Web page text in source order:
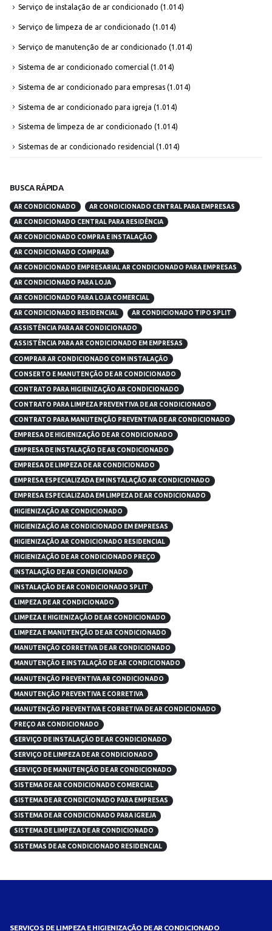
Serviço de instalação de ar condicionado (1.014)
Serviço de limpeza de ar condicionado (1.014)
Serviço de manutenção de ar condicionado (1.014)
Sistema de ar condicionado comercial (1.014)
Sistema de ar condicionado para empresas (1.014)
Sistema de ar condicionado para igreja (1.014)
Sistema de limpeza de ar condicionado (1.014)
Sistemas de ar condicionado residencial (1.014)
BUSCA RÁPIDA
AR CONDICIONADO AR CONDICIONADO CENTRAL PARA EMPRESAS
AR CONDICIONADO CENTRAL PARA RESIDÊNCIA
AR CONDICIONADO COMPRA E INSTALAÇÃO
AR CONDICIONADO COMPRAR
AR CONDICIONADO EMPRESARIAL AR CONDICIONADO PARA EMPRESAS
AR CONDICIONADO PARA LOJA
AR CONDICIONADO PARA LOJA COMERCIAL
AR CONDICIONADO RESIDENCIAL AR CONDICIONADO TIPO SPLIT
ASSISTÊNCIA PARA AR CONDICIONADO
ASSISTÊNCIA PARA AR CONDICIONADO EM EMPRESAS
COMPRAR AR CONDICIONADO COM INSTALAÇÃO
CONSERTO E MANUTENÇÃO DE AR CONDICIONADO
CONTRATO PARA HIGIENIZAÇÃO AR CONDICIONADO
CONTRATO PARA LIMPEZA PREVENTIVA DE AR CONDICIONADO
CONTRATO PARA MANUTENÇÃO PREVENTIVA DE AR CONDICIONADO
EMPRESA DE HIGIENIZAÇÃO DE AR CONDICIONADO
EMPRESA DE INSTALAÇÃO DE AR CONDICIONADO
EMPRESA DE LIMPEZA DE AR CONDICIONADO
EMPRESA ESPECIALIZADA EM INSTALAÇÃO AR CONDICIONADO
EMPRESA ESPECIALIZADA EM LIMPEZA DE AR CONDICIONADO
HIGIENIZAÇÃO AR CONDICIONADO
HIGIENIZAÇÃO AR CONDICIONADO EM EMPRESAS
HIGIENIZAÇÃO AR CONDICIONADO RESIDENCIAL
HIGIENIZAÇÃO DE AR CONDICIONADO PREÇO
INSTALAÇÃO DE AR CONDICIONADO
INSTALAÇÃO DE AR CONDICIONADO SPLIT
LIMPEZA DE AR CONDICIONADO
LIMPEZA E HIGIENIZAÇÃO DE AR CONDICIONADO
LIMPEZA E MANUTENÇÃO DE AR CONDICIONADO
MANUTENÇÃO CORRETIVA DE AR CONDICIONADO
MANUTENÇÃO E INSTALAÇÃO DE AR CONDICIONADO
MANUTENÇÃO PREVENTIVA AR CONDICIONADO
MANUTENÇÃO PREVENTIVA E CORRETIVA
MANUTENÇÃO PREVENTIVA E CORRETIVA DE AR CONDICIONADO
PREÇO AR CONDICIONADO
SERVIÇO DE INSTALAÇÃO DE AR CONDICIONADO
SERVIÇO DE LIMPEZA DE AR CONDICIONADO
SERVIÇO DE MANUTENÇÃO DE AR CONDICIONADO
SISTEMA DE AR CONDICIONADO COMERCIAL
SISTEMA DE AR CONDICIONADO PARA EMPRESAS
SISTEMA DE AR CONDICIONADO PARA IGREJA
SISTEMA DE LIMPEZA DE AR CONDICIONADO
SISTEMAS DE AR CONDICIONADO RESIDENCIAL
SERVIÇOS DE LIMPEZA E HIGIENIZAÇÃO DE AR CONDICIONADO